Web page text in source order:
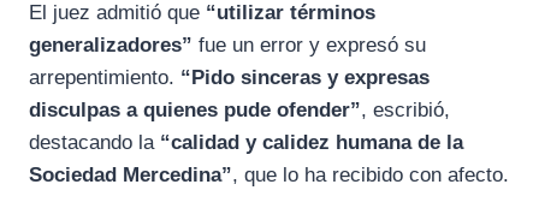
El juez admitió que “utilizar términos
generalizadores” fue un error y expresó su
arrepentimiento. “Pido sinceras y expresas
disculpas a quienes pude ofender”, escribió,
destacando la “calidad y calidez humana de la
Sociedad Mercedina”, que lo ha recibido con afecto.